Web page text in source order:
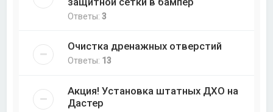
Ответы:3
Очистка дренажных отверстий
Ответы: 13
Акция! Установка штатных ДХО на
Дастер